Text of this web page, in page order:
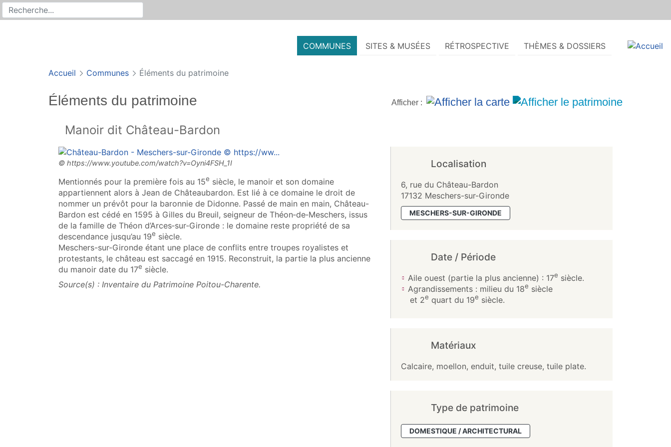
Recherche sur le site
Rechercher
COMMUNES SITES & MUSÉES RÉTROSPECTIVE THÈMES & DOSSIERS
Accueil Communes Éléments du patrimoine
Afficher :
Éléments du patrimoine
Manoir dit Château-Bardon
Mentionnés pour la première fois au 15e siècle, le manoir et son domaine
appartiennent alors à Jean de Châteaubardon. Est lié à ce domaine le droit de
nommer un prévôt pour la baronnie de Didonne. Passé de main en main, Château-
Bardon est cédé en 1595 à Gilles du Breuil, seigneur de Théon‑de‑Meschers, issus
de la famille de Théon d’Arces‑sur‑Gironde : le domaine reste propriété de sa
descendance jusqu’au 19e siècle.
Meschers-sur-Gironde étant une place de conflits entre troupes royalistes et
protestants, le château est saccagé en 1915. Reconstruit, la partie la plus ancienne
du manoir date du 17e siècle.
Source(s) : Inventaire du Patrimoine Poitou-Charente.
Localisation
6, rue du Château-Bardon
17132 Meschers-sur-Gironde
MESCHERS-SUR-GIRONDE
Date / Période
Aile ouest (partie la plus ancienne) : 17e siècle.
Agrandissements : milieu du 18e siècle
et 2e quart du 19e siècle.
Matériaux
Calcaire, moellon, enduit, tuile creuse, tuile plate.
Type de patrimoine
DOMESTIQUE / ARCHITECTURAL